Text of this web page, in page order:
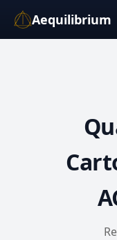
Aequilibrium